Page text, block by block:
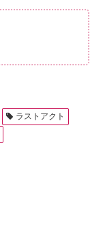
ラストアクト